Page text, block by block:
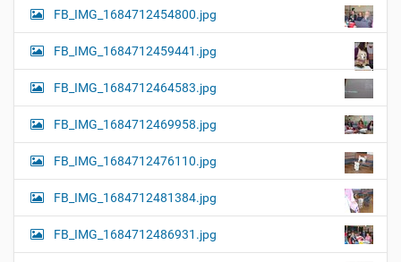
FB_IMG_1684712454800.jpg
FB_IMG_1684712459441.jpg
FB_IMG_1684712464583.jpg
FB_IMG_1684712469958.jpg
FB_IMG_1684712476110.jpg
FB_IMG_1684712481384.jpg
FB_IMG_1684712486931.jpg